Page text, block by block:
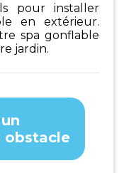
pour installer
en extérieur.
spa gonflable
jardin.
obstacle